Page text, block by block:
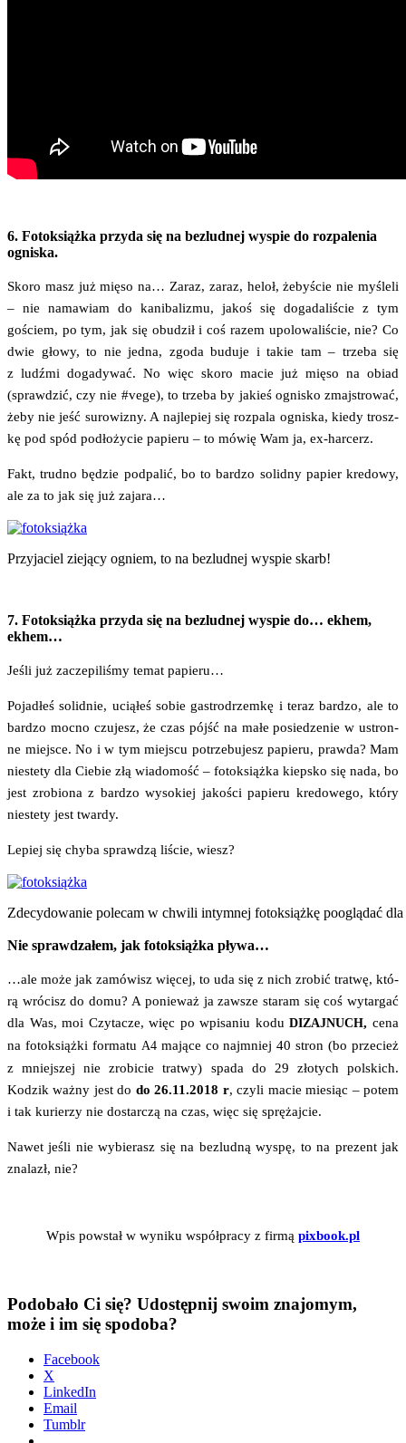
6. Fotoksiążka przyda się na bezludnej wyspie do rozpalenia
ogniska.
Sko­ro masz już mię­so na… Zaraz, zaraz, heloł, żeby­ście nie myśle­li
– nie nama­wiam do kani­ba­li­zmu, jakoś się doga­da­li­ście z tym
gościem, po tym, jak się obu­dził i coś razem upo­lo­wa­li­ście, nie? Co
dwie gło­wy, to nie jed­na, zgo­da budu­je i takie tam – trze­ba się
z ludź­mi doga­dy­wać. No więc sko­ro macie już mię­so na obiad
(spraw­dzić, czy nie #vege), to trze­ba by jakieś ogni­sko zmaj­stro­wać,
żeby nie jeść suro­wi­zny. A naj­le­piej się roz­pa­la ogni­ska, kie­dy trosz­
kę pod spód pod­ło­ży­cie papie­ru – to mówię Wam ja, ex-harcerz.
Fakt, trud­no będzie pod­pa­lić, bo to bar­dzo solid­ny papier kre­do­wy,
ale za to jak się już zajara…
Przy­ja­ciel zie­ją­cy ogniem, to na bez­lud­nej wyspie skarb!
7. Fotoksiążka przyda się na bezludnej wyspie do… ekhem,
ekhem…
Jeśli już zacze­pi­li­śmy temat papieru…
Poja­dłeś solid­nie, ucią­łeś sobie gastro­drzem­kę i teraz bar­dzo, ale to
bar­dzo moc­no czu­jesz, że czas pójść na małe posie­dze­nie w ustron­
ne miej­sce. No i w tym miej­scu potrze­bu­jesz papie­ru, praw­da? Mam
nie­ste­ty dla Cie­bie złą wia­do­mość – fotok­siąż­ka kiep­sko się nada, bo
jest zro­bio­na z bar­dzo wyso­kiej jako­ści papie­ru kre­do­we­go, któ­ry
nie­ste­ty jest twardy.
Lepiej się chy­ba spraw­dzą liście, wiesz?
Zde­cy­do­wa­nie pole­cam w chwi­li intym­nej fotok­siąż­kę pooglą­dać
Nie sprawdzałem, jak fotoksiążka pływa…
…ale może jak zamó­wisz wię­cej, to uda się z nich zro­bić tra­twę, któ­
rą wró­cisz do domu? A ponie­waż ja zawsze sta­ram się coś wytar­gać
dla Was, moi Czy­ta­cze, więc po wpi­sa­niu koduDIZAJNUCH, cena
na fotok­siąż­ki for­ma­tu A4mają­ce co naj­mniej 40 stron (bo prze­cież
z mniej­szej nie zro­bi­cie tra­twy) spa­da do 29 zło­tych pol­skich.
Kodzik waż­ny jest do do 26.11.2018 r, czy­li macie mie­siąc – potem
i tak kurie­rzy nie dostar­czą na czas, więc się sprężajcie.
Nawet jeśli nie wybie­rasz się na bez­lud­ną wyspę, to na pre­zent jak
zna­lazł, nie?
Wpis powstał w wyni­ku współ­pra­cy z fir­mą pixbook.pl
Podobało Ci się? Udostępnij swoim znajomym,
może i im się spodoba?
Face­bo­ok
X
Lin­ke­dIn
Ema­il
Tum­blr